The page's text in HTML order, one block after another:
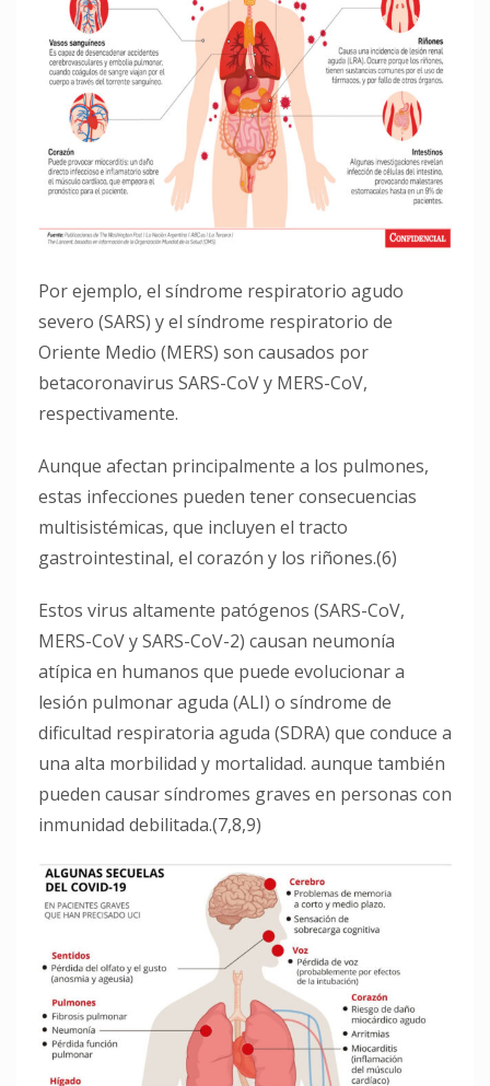
Por ejemplo, el síndrome respiratorio agudo
severo (SARS) y el síndrome respiratorio de
Oriente Medio (MERS) son causados ​​por
betacoronavirus SARS-CoV y MERS-CoV,
respectivamente.
Aunque afectan principalmente a los pulmones,
estas infecciones pueden tener consecuencias
multisistémicas, que incluyen el tracto
gastrointestinal, el corazón y los riñones.(6)
Estos virus altamente patógenos (SARS-CoV,
MERS-CoV y SARS-CoV-2) causan neumonía
atípica en humanos que puede evolucionar a
lesión pulmonar aguda (ALI) o síndrome de
dificultad respiratoria aguda (SDRA) que conduce a
una alta morbilidad y mortalidad. aunque también
pueden causar síndromes graves en personas con
inmunidad debilitada.(7,8,9)